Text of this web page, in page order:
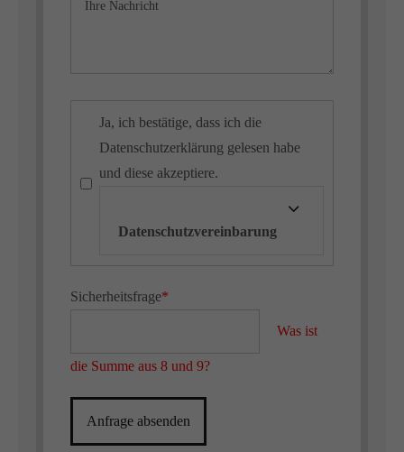
Ja, ich bestätige, dass ich die
Datenschutzerklärung gelesen habe
und diese akzeptiere.
Datenschutzvereinbarung
Sicherheitsfrage*
Was ist
die Summe aus 8 und 9?
Anfrage absenden